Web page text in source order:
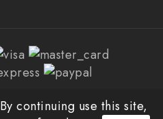
continuing use this site,